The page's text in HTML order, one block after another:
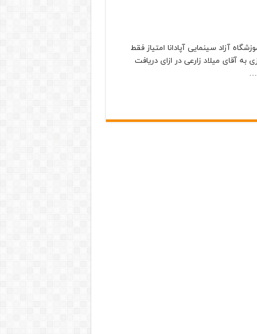
گزارش روابط عمومی آموزشگاه آزاد سینمایی آپادانا امتیاز فقط
آقای میلاد زارعی در ازای دریافت
…